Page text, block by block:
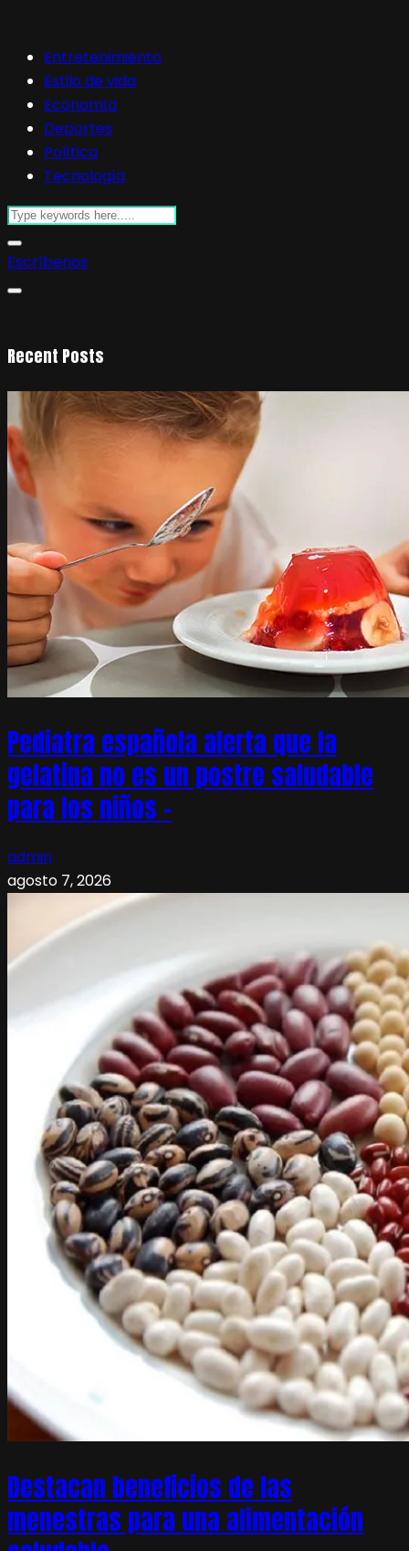
Entretenimiento
Estilo de vida
Economía
Deportes
Política
Tecnología
Escríbenos
Recent Posts
Pediatra española alerta que la
gelatina no es un postre saludable
para los niños –
admin
agosto 7, 2026
Destacan beneficios de las
menestras para una alimentación